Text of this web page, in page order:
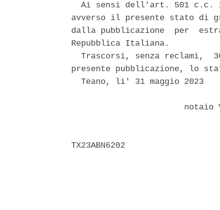
Ai sensi dell'art. 501 c.c.
avverso il presente stato di
dalla pubblicazione  per
Repubblica Italiana.
Trascorsi, senza reclami,
presente pubblicazione, lo
  Teano, li' 31 maggio 2023